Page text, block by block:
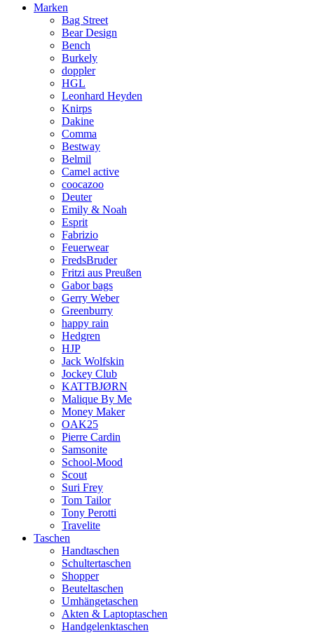
Marken
Bag Street
Bear Design
Bench
Burkely
doppler
HGL
Leonhard Heyden
Knirps
Dakine
Comma
Bestway
Belmil
Camel active
coocazoo
Deuter
Emily & Noah
Esprit
Fabrizio
Feuerwear
FredsBruder
Fritzi aus Preußen
Gabor bags
Gerry Weber
Greenburry
happy rain
Hedgren
HJP
Jack Wolfskin
Jockey Club
KATTBJØRN
Malique By Me
Money Maker
OAK25
Pierre Cardin
Samsonite
School-Mood
Scout
Suri Frey
Tom Tailor
Tony Perotti
Travelite
Taschen
Handtaschen
Schultertaschen
Shopper
Beuteltaschen
Umhängetaschen
Akten & Laptoptaschen
Handgelenktaschen